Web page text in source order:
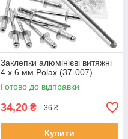
Заклепки алюмінієві витяжні
4 х 6 мм Polax (37-007)
Готово до відправки
34,20 ₴ 36 ₴
Купити